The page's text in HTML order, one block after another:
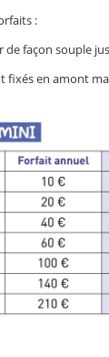
:
façon souple
fixés en amont